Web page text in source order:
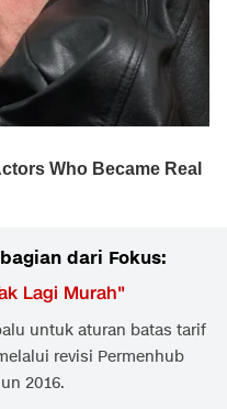
dari Fokus:
Lagi Murah"
untuk aturan batas tarif
revisi Permenhub
2016.